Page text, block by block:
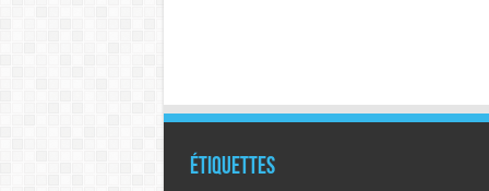
Étiquettes